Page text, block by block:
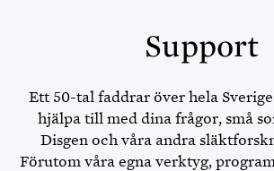
Support
Ett 50-tal faddrar över hela
hjälpa till med dina frågor, små
Disgen och våra andra
Förutom våra egna verktyg,